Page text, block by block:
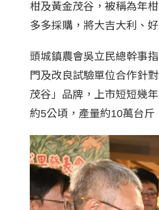
柑及黃金茂谷，被稱為年
多多採購，將大吉大利、
頭城鎮農會吳立民總幹事
門及改良試驗單位合作針
茂谷」品牌，上市短短幾
約5公頃，產量約10萬台斤